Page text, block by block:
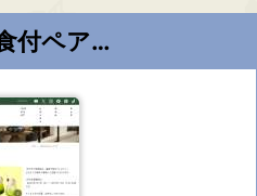
ホテル1899東京 朝食付ペア宿泊券ほか